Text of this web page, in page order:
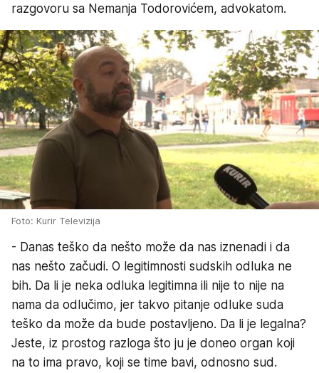
razgovoru sa Nemanja Todorovićem, advokatom.
Foto: Kurir Televizija
- Danas teško da nešto može da nas iznenadi i da
nas nešto začudi. O legitimnosti sudskih odluka ne
bih. Da li je neka odluka legitimna ili nije to nije na
nama da odlučimo, jer takvo pitanje odluke suda
teško da može da bude postavljeno. Da li je legalna?
Jeste, iz prostog razloga što ju je doneo organ koji
na to ima pravo, koji se time bavi, odnosno sud.